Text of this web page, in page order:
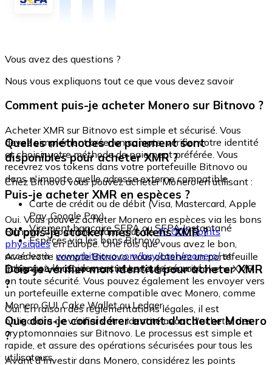
Vous avez des questions ?
Nous vous expliquons tout ce que vous devez savoir
Comment puis-je acheter Monero sur Bitnovo ?
Acheter XMR sur Bitnovo est simple et sécurisé. Vous
devez simplement créer un compte, vérifier votre identité
et choisir votre méthode de paiement préférée. Vous
recevrez vos tokens dans votre portefeuille Bitnovo ou
dans n'importe quelle adresse externe compatible.
Quelles méthodes de paiement sont
disponibles pour acheter XMR ?
Chez Bitnovo vous pouvez acheter Monero en utilisant :
Carte de crédit ou de débit (Visa, Mastercard, Apple
Pay, Google Pay)
Virement bancaire SEPA ou SEPA Instantané
Espèces via les bons Bitnovo
Puis-je acheter XMR en espèces ?
Oui. Vous pouvez acheter Monero en espèces via les bons
Bitnovo, disponibles dans plus de40 000 points
physiquesen Europe. Une fois que vous avez le bon,
accédez à : www.bitnovo.com/buy/cash/monero/et
échangez-le rapidement et en toute sécurité.
Où puis-je stocker mes tokens XMR ?
Avec votre compte Bitnovo, vous obtenez un portefeuille
intégré où vous pouvez stocker et gérer vos tokens XMR
en toute sécurité. Vous pouvez également les envoyer vers
un portefeuille externe compatible avec Monero, comme
Monero GUI, Cake Wallet ou Ledger.
Dois-je vérifier mon identité pour acheter XMR
?
Oui. En raison des réglementations légales, il est
obligatoire de vérifier votre identité avant d'acheter des
cryptomonnaies sur Bitnovo. Le processus est simple et
rapide, et assure des opérations sécurisées pour tous les
utilisateurs.
Que dois-je considérer avant d'acheter Monero
?
Avant d'investir dans Monero, considérez les points